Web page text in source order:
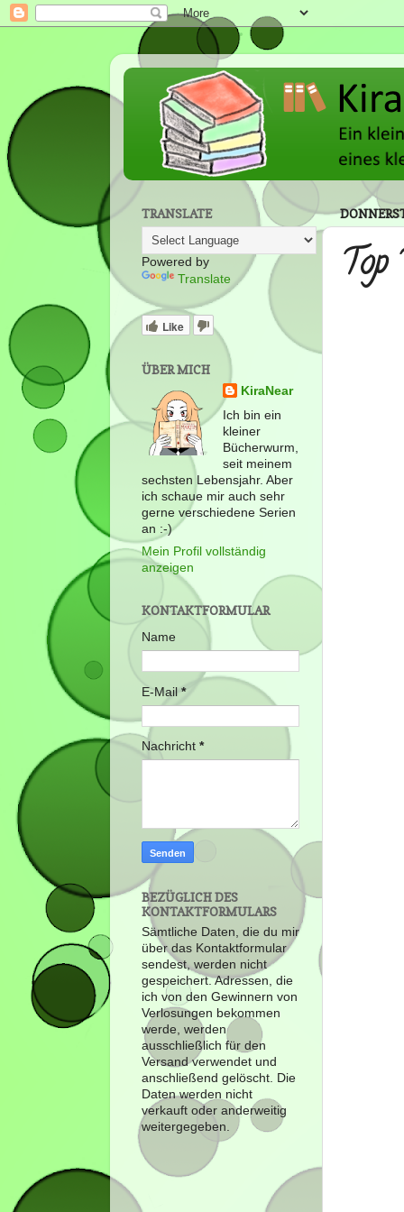
TRANSLATE
Powered by
Translate
Like
ÜBER MICH
KiraNear
Ich bin ein
kleiner
Bücherwurm,
seit meinem
sechsten Lebensjahr. Aber
ich schaue mir auch sehr
gerne verschiedene Serien
an :-)
Mein Profil vollständig
anzeigen
KONTAKTFORMULAR
Name
E-Mail *
Nachricht *
BEZÜGLICH DES
KONTAKTFORMULARS
Sämtliche Daten, die du mir
über das Kontaktformular
sendest, werden nicht
gespeichert. Adressen, die
ich von den Gewinnern von
Verlosungen bekommen
werde, werden
ausschließlich für den
Versand verwendet und
anschließend gelöscht. Die
Daten werden nicht
verkauft oder anderweitig
weitergegeben.